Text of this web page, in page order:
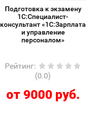
Подготовка к экзамену
1С:Специалист-
консультант «1С:Зарплата
и управление
персоналом»
Рейтинг:
(0.0)
от 9000 руб.